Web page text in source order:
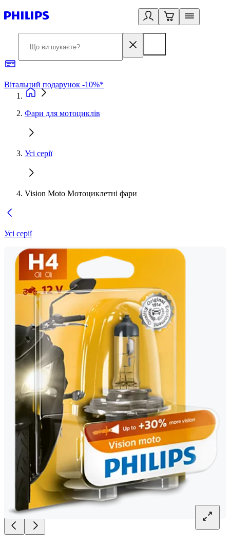
Вітальний подарунок -10%*
Фари для мотоциклів
Усі серії
Vision Moto Мотоциклетні фари
Усі серії